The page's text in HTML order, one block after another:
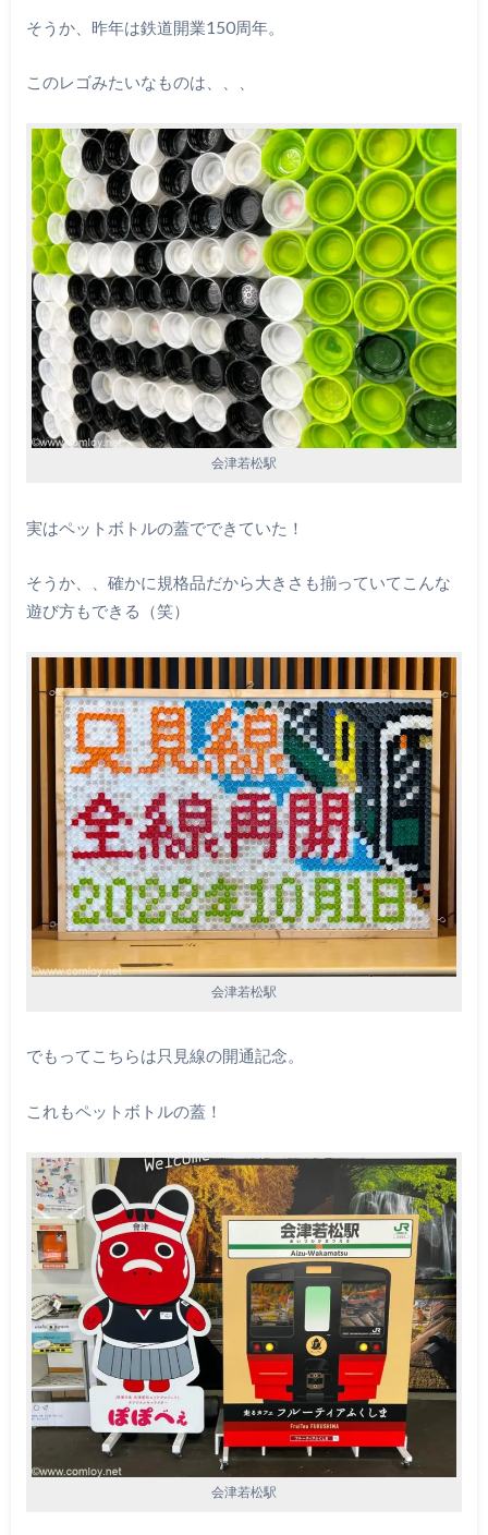
そうか、昨年は鉄道開業150周年。
このレゴみたいなものは、、、
会津若松駅
実はペットボトルの蓋でできていた！
そうか、、確かに規格品だから大きさも揃っていてこんな
遊び方もできる（笑）
会津若松駅
でもってこちらは只見線の開通記念。
これもペットボトルの蓋！
会津若松駅